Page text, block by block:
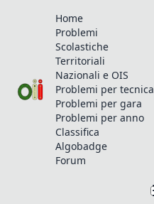
Home
Problemi
Scolastiche
Territoriali
Nazionali e OIS
Problemi per tecnica
Problemi per gara
Problemi per anno
Classifica
Algobadge
Forum